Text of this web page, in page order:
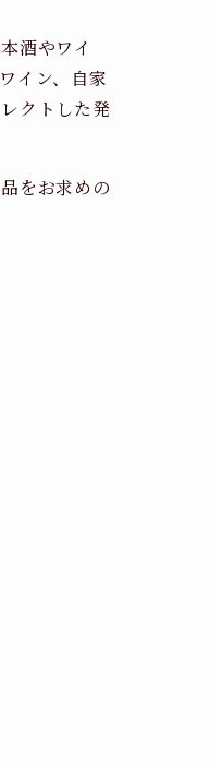
酒やワイ
イン、自家
クトした発
をお求めの